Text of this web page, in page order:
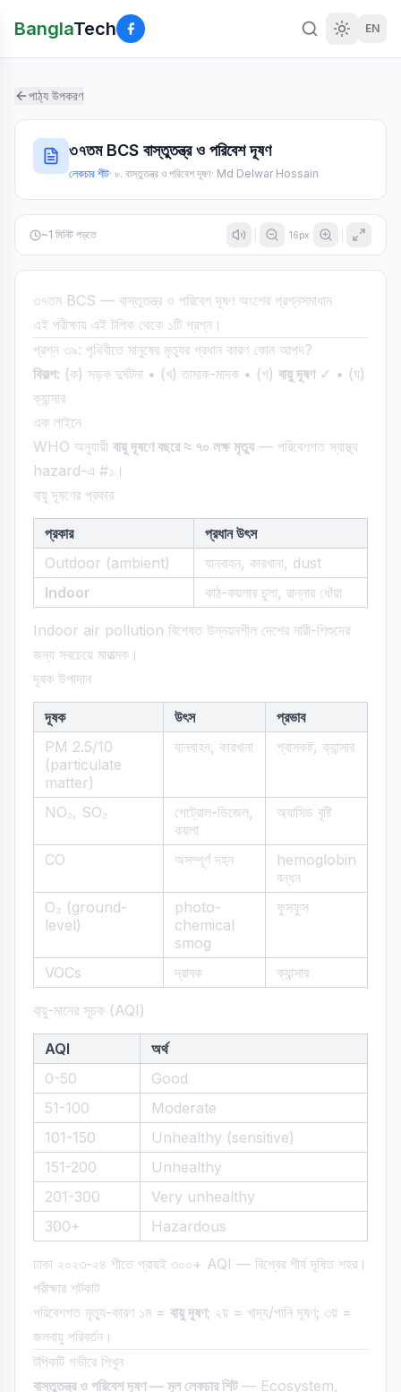
BanglaTech EN
পাঠ্য উপকরণ
৩৭তম BCS বাস্তুতন্ত্র ও পরিবেশ দূষণ
লেকচার শীট· ৮. বাস্তুতন্ত্র ও পরিবেশ দূষণ· Md Delwar Hossain
~1 মিনিট পড়তে 16px
৩৭তম BCS — বাস্তুতন্ত্র ও পরিবেশ দূষণ অংশের প্রশ্নসমাধান
এই পরীক্ষায় এই টপিক থেকে ১টি প্রশ্ন।
প্রশ্ন ৩৯: পৃথিবীতে মানুষের মৃত্যুর প্রধান কারণ কোন আপদ?
বিকল্প: (ক) সড়ক দুর্ঘটনা • (খ) তামাক-মাদক • (গ) বায়ু দূষণ✓ • (ঘ)
ক্যান্সার
এক লাইনে
WHO অনুযায়ী বায়ু দূষণে বছরে ≈ ৭০ লক্ষ মৃত্যু— পরিবেশগত স্বাস্থ্য
hazard-এ #১।
বায়ু দূষণের প্রকার
প্রকার
প্রধান উৎস
Outdoor (ambient)
যানবাহন, কারখানা, dust
Indoor
কাঠ-কয়লার চুলা, রান্নার ধোঁয়া
Indoor air pollution বিশেষত উন্নয়নশীল দেশের নারী-শিশুদের
জন্য সবচেয়ে মারাত্মক।
দূষক উপাদান
দূষক উৎস
প্রভাব
PM 2.5/10
(particulate
matter)
যানবাহন, কারখানা শ্বাসকষ্ট, ক্যান্সার
NO₂, SO₂
পেট্রোল-ডিজেল,
কয়লা
অ্যাসিড বৃষ্টি
CO অসম্পূর্ণ দহন
hemoglobin
বন্ধন
O₃ (ground-
level)
photo-
chemical
smog
ফুসফুস
VOCs দ্রাবক ক্যান্সার
বায়ু-মানের সূচক (AQI)
AQI
অর্থ
0-50
Good
51-100
Moderate
101-150
Unhealthy (sensitive)
151-200
Unhealthy
201-300
Very unhealthy
300+
Hazardous
ঢাকা ২০২৩-২৪ শীতে প্রায়ই ৩০০+ AQI — বিশ্বের শীর্ষ দূষিত শহর।
পরীক্ষার শর্টকাট
পরিবেশগত মৃত্যু-কারণ ১ম = বায়ু দূষণ; ২য় = খাদ্য/পানি দূষণ; ৩য় =
জলবায়ু পরিবর্তন।
টপিকটি গভীরে শিখুন
বাস্তুতন্ত্র ও পরিবেশ দূষণ — মূল লেকচার শিট— Ecosystem,